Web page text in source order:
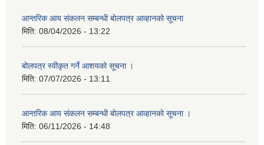
आन्तरिक आय संकलन सम्बन्धी बोलपत्र आव्हानको सूचना
मिति: 08/04/2026 - 13:22
बोलपत्र स्वीकृत गर्ने आशयको सूचना ।
मिति: 07/07/2026 - 13:11
आन्तरिक आय संकलन सम्बन्धी बोलपत्र आव्हानको सूचना ।
मिति: 06/11/2026 - 14:48